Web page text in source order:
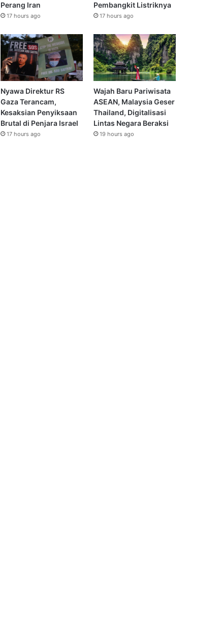
Perang Iran
17 hours ago
Pembangkit Listriknya
17 hours ago
Nyawa Direktur RS
Gaza Terancam,
Kesaksian Penyiksaan
Brutal di Penjara Israel
17 hours ago
Wajah Baru Pariwisata
ASEAN, Malaysia Geser
Thailand, Digitalisasi
Lintas Negara Beraksi
19 hours ago